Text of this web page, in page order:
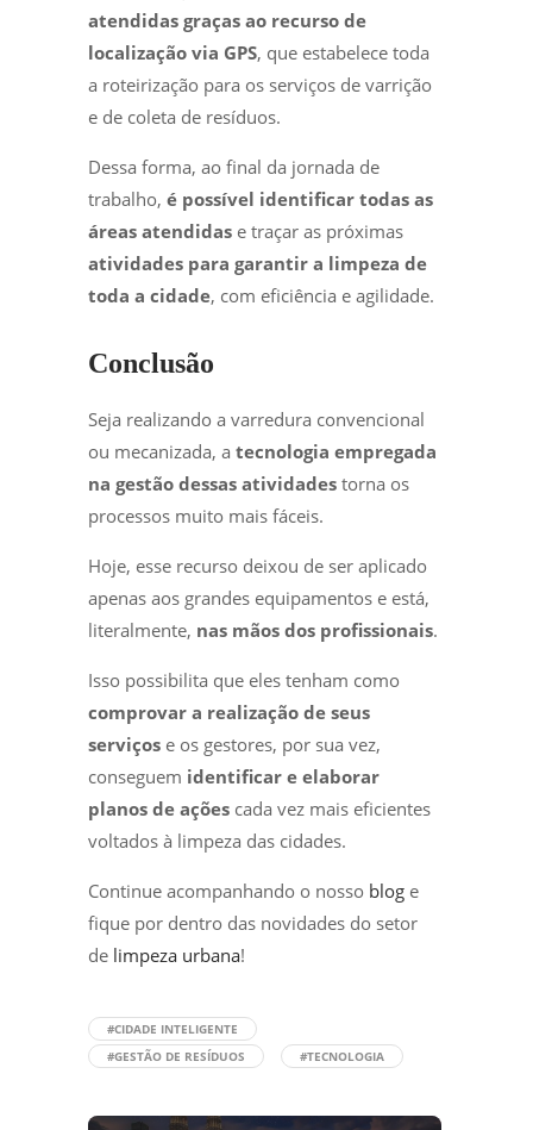
atendidas graças ao recurso de
localização via GPS, que estabelece toda
a roteirização para os serviços de varrição
e de coleta de resíduos.
Dessa forma, ao final da jornada de
trabalho, é possível identificar todas as
áreas atendidas e traçar as próximas
atividades para garantir a limpeza de
toda a cidade, com eficiência e agilidade.
Conclusão
Seja realizando a varredura convencional
ou mecanizada, a tecnologia empregada
na gestão dessas atividades torna os
processos muito mais fáceis.
Hoje, esse recurso deixou de ser aplicado
apenas aos grandes equipamentos e está,
literalmente, nas mãos dos profissionais.
Isso possibilita que eles tenham como
comprovar a realização de seus
serviços e os gestores, por sua vez,
conseguem identificar e elaborar
planos de ações cada vez mais eficientes
voltados à limpeza das cidades.
Continue acompanhando o nosso blog e
fique por dentro das novidades do setor
de limpeza urbana!
#CIDADE INTELIGENTE
#GESTÃO DE RESÍDUOS
#TECNOLOGIA